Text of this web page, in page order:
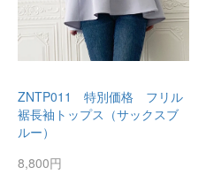
ZNTP011 特別価格 フリル
裾長袖トップス（サックスブ
ルー）
8,800円